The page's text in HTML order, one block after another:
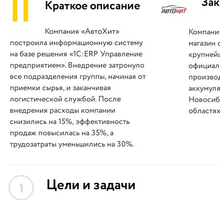
Краткое описание
Компания «АвтоХит»
построила информационную систему
на базе решения «1C:ERP Управление
предприятием». Внедрение затронуло
все подразделения группы, начиная от
приемки сырья, и заканчивая
логистической службой. После
внедрения расходы компании
снизились на 15%, эффективность
продаж повысилась на 35%, а
трудозатраты уменьшились на 30%.
магазин
1 Цели и задачи